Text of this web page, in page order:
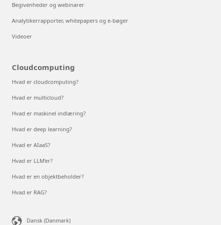
Begivenheder og webinarer
Analytikerrapporter, whitepapers og e-bøger
Videoer
Cloudcomputing
Hvad er cloudcomputing?
Hvad er multicloud?
Hvad er maskinel indlæring?
Hvad er deep learning?
Hvad er AIaaS?
Hvad er LLM'er?
Hvad er en objektbeholder?
Hvad er RAG?
Dansk (Danmark)